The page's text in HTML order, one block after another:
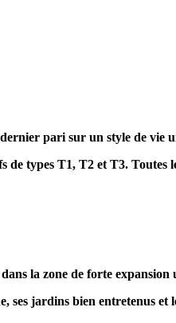
pari sur un style de vie
de types T1, T2 et T3.
la zone de forte
jardins bien entretenus et